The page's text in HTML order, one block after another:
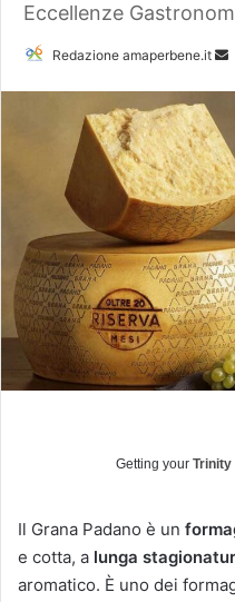
Eccellenze
Redazione amaperbene.it
a
u
n
'
e
a
i
l
Getting your Trinity
Il Grana Padano è un
e cotta, a lunga
aromatico. È uno dei